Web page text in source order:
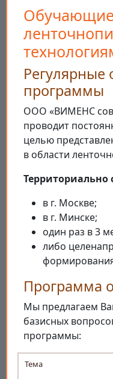
программы
ООО «ВИМЕНС
проводит
целью
в области
Территориально
в г. Москве;
в г. Минске;
один раз в 3
либо
Программа
Мы предлагаем
базисных
программы:
Тема